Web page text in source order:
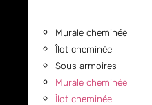
Murale cheminée
Îlot cheminée
Sous armoires
Murale cheminée
Îlot cheminée